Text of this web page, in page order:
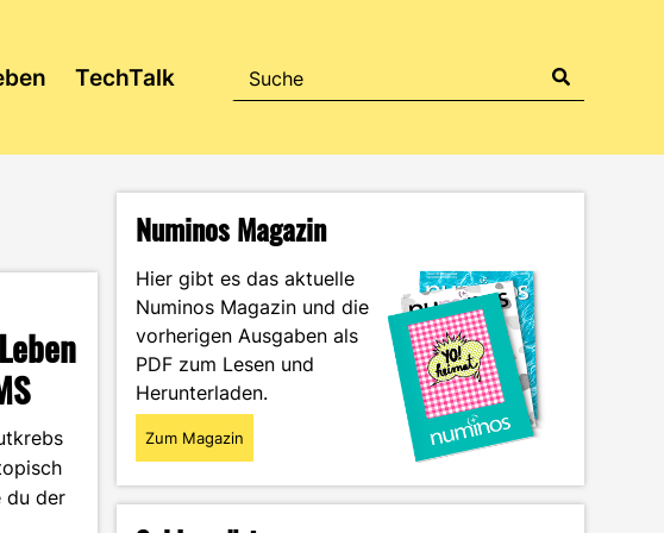
TechTalk
du der
Numinos Magazin
Hier gibt es das aktuelle
Numinos Magazin und die
vorherigen Ausgaben als
PDF zum Lesen und
Herunterladen.
Zum Magazin